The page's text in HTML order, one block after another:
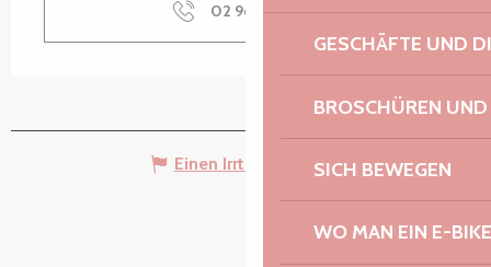
GESCHÄFTE UND
BROSCHÜREN
SICH BEWEGEN
WO MAN EIN E-
02 96 15 38▒▒
Einen Irrtum angeben